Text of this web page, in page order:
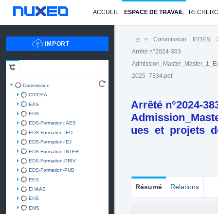
ACCUEIL ESPACE DE TRAVAIL
Commission
CIPCEA
EAS
EDS
EDS-Formation-IAES
EDS-Formation-IED
EDS-Formation-IEJ
EDS-Formation-INTER
EDS-Formation-PRIV
EDS-Formation-PUB
EES
EHAAS
EHS
EMS
Commission IEDES
Arrêté n°2024-383
2025_7334.pdf.
Arrêté n°2024-
Résumé Relations